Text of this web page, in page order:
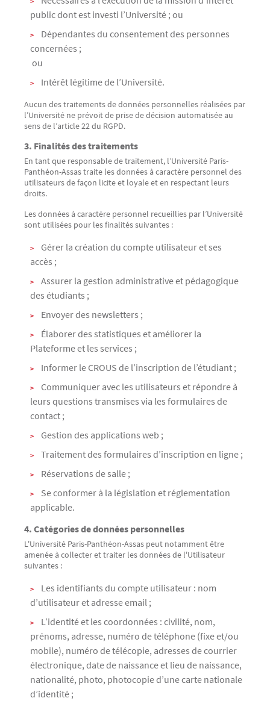
public dont est investi l’Université ; ou
Dépendantes du consentement des personnes
concernées ;
ou
Intérêt légitime de l’Université.
Aucun des traitements de données personnelles réalisées par
l’Université ne prévoit de prise de décision automatisée au
sens de l’article 22 du RGPD.
3. Finalités des traitements
En tant que responsable de traitement, l’Université Paris-
Panthéon-Assas traite les données à caractère personnel des
utilisateurs de façon licite et loyale et en respectant leurs
droits.
Les données à caractère personnel recueillies par l’Université
sont utilisées pour les finalités suivantes :
Gérer la création du compte utilisateur et ses
accès ;
Assurer la gestion administrative et pédagogique
des étudiants ;
Envoyer des newsletters ;
Élaborer des statistiques et améliorer la
Plateforme et les services ;
Informer le CROUS de l’inscription de l’étudiant ;
Communiquer avec les utilisateurs et répondre à
leurs questions transmises via les formulaires de
contact ;
Gestion des applications web ;
Traitement des formulaires d’inscription en ligne ;
Réservations de salle ;
Se conformer à la législation et réglementation
applicable.
4. Catégories de données personnelles
L'Université Paris-Panthéon-Assas peut notamment être
amenée à collecter et traiter les données de l'Utilisateur
suivantes :
Les identifiants du compte utilisateur : nom
d’utilisateur et adresse email ;
L’identité et les coordonnées : civilité, nom,
prénoms, adresse, numéro de téléphone (fixe et/ou
mobile), numéro de télécopie, adresses de courrier
électronique, date de naissance et lieu de naissance,
nationalité, photo, photocopie d’une carte nationale
d’identité ;